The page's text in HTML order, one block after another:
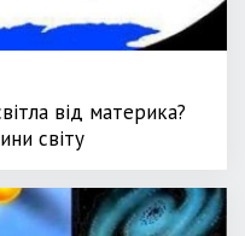
від материка?
світу